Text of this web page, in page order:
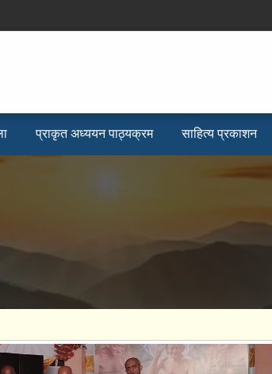
प्राकृत अध्ययन पाठ्यक्रम साहित्य प्रकाशन